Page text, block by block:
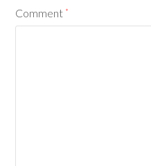
Comment *